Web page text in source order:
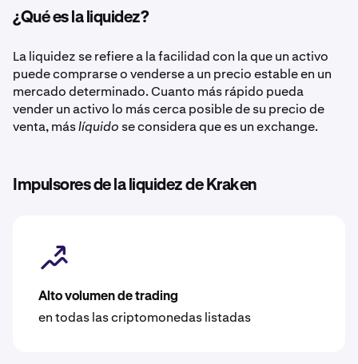
¿Qué es la liquidez?
La liquidez se refiere a la facilidad con la que un activo
puede comprarse o venderse a un precio estable en un
mercado determinado. Cuanto más rápido pueda
vender un activo lo más cerca posible de su precio de
venta, máslíquido se considera que es un exchange.
Impulsores de la liquidez de Kraken
Alto volumen de trading
en todas las criptomonedas listadas